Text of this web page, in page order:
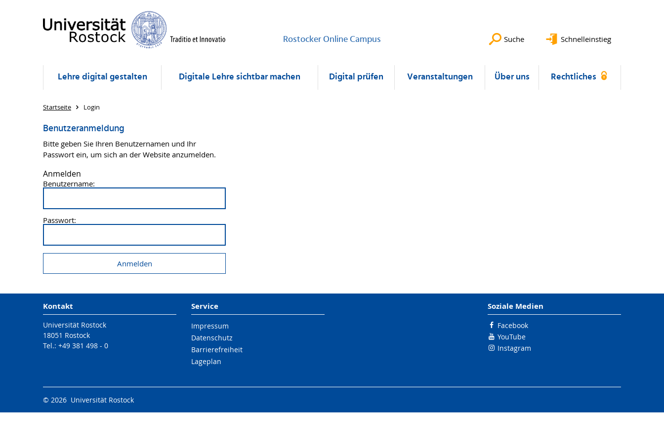
Rostocker Online Campus Suche Schnelleinstieg
Lehre digital gestalten Digitale Lehre sichtbar machen Digital prüfen Veranstaltungen Über uns Rechtliches
Startseite Login
Benutzeranmeldung
Bitte geben Sie Ihren Benutzernamen und Ihr
Passwort ein, um sich an der Website anzumelden.
Anmelden
Benutzername:
Passwort:
Kontakt
Universität Rostock
18051 Rostock
Tel.: +49 381 498 - 0
Service
Impressum
Datenschutz
Barrierefreiheit
Lageplan
Soziale Medien
Facebook
YouTube
Instagram
© 2026 Universität Rostock